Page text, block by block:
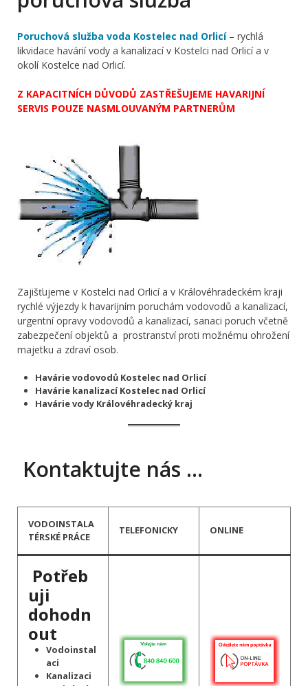
Poruchová služba voda Kostelec nad Orlicí– rychlá
likvidace havárií vody a kanalizací v Kostelci nad Orlicí a v
okolí Kostelce nad Orlicí.
Z KAPACITNÍCH DŮVODŮ ZASTŘEŠUJEME HAVARIJNÍ
SERVIS POUZE NASMLOUVANÝM PARTNERŮM
Zajišťujeme v Kostelci nad Orlicí a v Královéhradeckém kraji
rychlé výjezdy k havarijním poruchám vodovodů a kanalizací,
urgentní opravy vodovodů a kanalizací, sanaci poruch včetně
zabezpečení objektů a prostranství proti možnému ohrožení
majetku a zdraví osob.
Havárie vodovodů Kostelec nad Orlicí
Havárie kanalizací Kostelec nad Orlicí
Havárie vody Královéhradecký kraj
Kontaktujte nás …
VODOINSTALA
TÉRSKÉ PRÁCE
TELEFONICKY ONLINE
Potřeb
uji
dohodn
out
Vodoinstal
aci
Kanalizaci